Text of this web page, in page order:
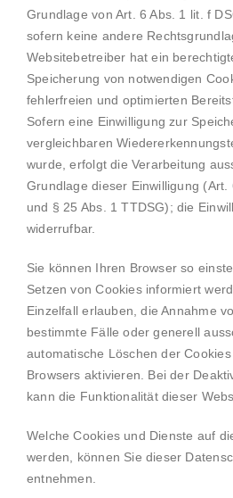
Grundlage von Art. 6 Abs. 1 lit. f
sofern keine andere
Websitebetreiber hat ein
Speicherung von notwendigen
fehlerfreien und optimierten
Sofern eine Einwilligung zur
vergleichbaren
wurde, erfolgt die Verarbeitung
Grundlage dieser Einwilligung (Art.
und § 25 Abs. 1 TTDSG); die
widerrufbar.
Sie können Ihren Browser so
Setzen von Cookies informiert
Einzelfall erlauben, die Annahme
bestimmte Fälle oder generell
automatische Löschen der
Browsers aktivieren. Bei der
kann die Funktionalität dieser
Welche Cookies und Dienste auf
werden, können Sie dieser
entnehmen.